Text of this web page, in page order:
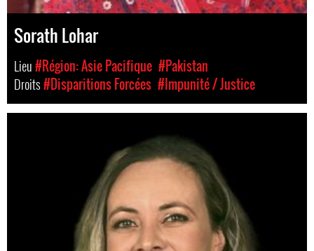
Sorath Lohar
Lieu#Région: Asie Pacifique #Pakistan
Droits#Disparitions Forcées #Impunité / Justice